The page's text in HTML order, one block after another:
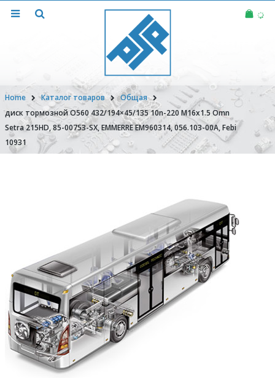
Home Каталог товаров
Общая
диск тормозной О560 432/194×45/135 10n-220 M16x1.5 Omn
Setra 215HD, 85-00753-SX, EMMERRE EM960314, 056.103-00A, Febi
10931